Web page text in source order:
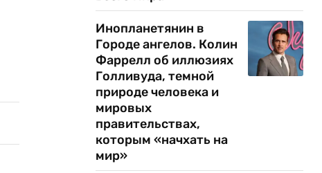
Инопланетянин в
Городе ангелов. Колин
Фаррелл об иллюзиях
Голливуда, темной
природе человека и
мировых
правительствах,
которым «начхать на
мир»